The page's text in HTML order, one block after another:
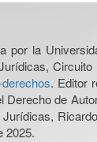
la
. Editor
de
2025.